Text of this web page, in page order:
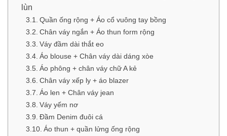
lùn
Quần ống rộng + Áo cổ vuông tay bồng
Chân váy ngắn + Áo thun form rộng
Váy đầm dài thắt eo
Áo blouse + Chân váy dài dáng xòe
Áo phông + chân váy chữ A kẻ
Chân váy xếp ly + áo blazer
Áo len + Chân váy jean
Váy yếm nơ
Đầm Denim đuôi cá
Áo thun + quần lửng ống rộng